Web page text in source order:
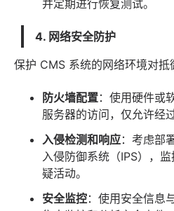
并定期进行恢复测试。
4. 网络安全防护
保护 CMS 系统的网络环境对抵
防火墙配置：使用硬件或
服务器的访问，仅允许经
入侵检测和响应：考虑部
入侵防御系统（IPS），
疑活动。
安全监控：使用安全信息